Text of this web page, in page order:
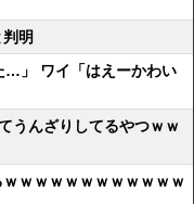
明
…」 ワイ「はえーかわい
うんざりしてるやつｗｗ
ｗｗｗｗｗｗｗｗｗｗｗ